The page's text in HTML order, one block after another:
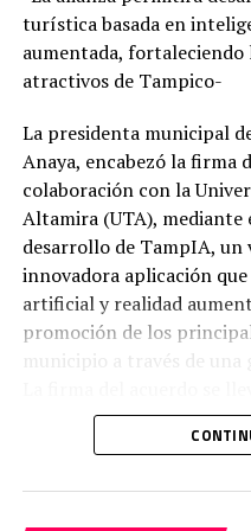
apoyo de la Cámara
Construcción (CMIC), así
otorgadas por la
(PROFECO) para la
limpieza como jabón,
Mónica Villarreal Anaya
turística basada en
aumentada,
atractivos de Tampico-
La presidenta municipal
Anaya, encabezó la firma
colaboración con la
Altamira (UTA), mediante
desarrollo de TampIA, un
innovadora aplicación
artificial y realidad
promoción de los
municipio a través de
de la institución
de la presidenta del